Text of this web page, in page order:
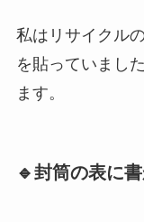
私はリサイクル
を貼っていまし
ます。
🔹封筒の表に